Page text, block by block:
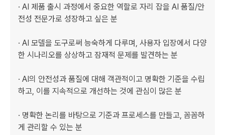
· AI 제품 출시 과정에서 중요한 역할로 자리 잡을 AI 품질/안
전성 전문가로 성장하고 싶은 분
· AI 모델을 도구로써 능숙하게 다루며, 사용자 입장에서 다양
한 시나리오를 상상하고 잠재적 문제를 발견하는 분
· AI의 안전성과 품질에 대해 객관적이고 명확한 기준을 수립
하고, 이를 지속적으로 개선하는 것에 관심이 많은 분
· 명확한 논리를 바탕으로 기준과 프로세스를 만들고, 꼼꼼하
게 관리할 수 있는 분